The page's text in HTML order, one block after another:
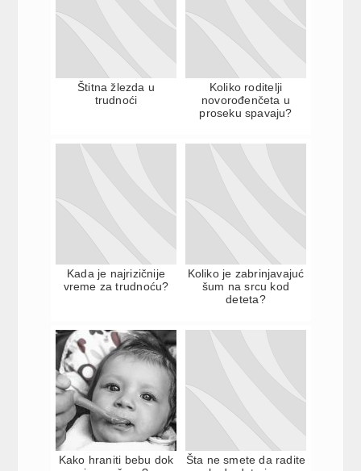
Štitna žlezda u
trudnoći
Koliko roditelji
novorođenčeta u
proseku spavaju?
Kada je najrizičnije
vreme za trudnoću?
Koliko je zabrinjavajuć
šum na srcu kod
deteta?
Kako hraniti bebu dok
Šta ne smete da radite